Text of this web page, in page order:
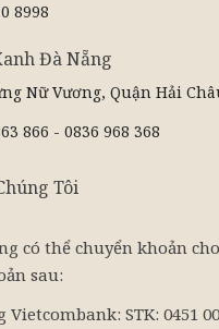
8998
Đà Nẵng
Nữ Vương, Quận Hải
866 - 0836 968 368
Tôi
có thể chuyển khoản
sau:
Vietcombank: STK: 0451